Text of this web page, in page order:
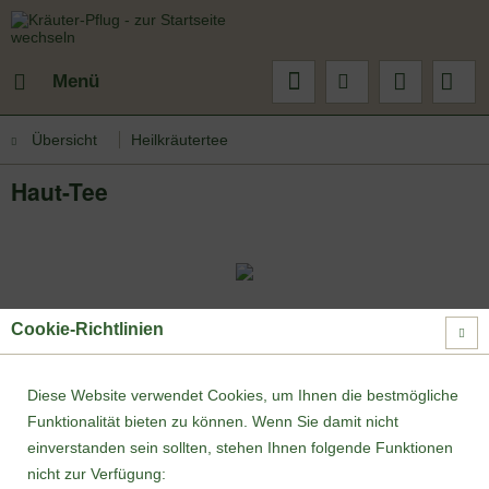
Menü
Übersicht Heilkräutertee
Haut-Tee
Cookie-Richtlinien
Diese Website verwendet Cookies, um Ihnen die bestmögliche
Funktionalität bieten zu können. Wenn Sie damit nicht
einverstanden sein sollten, stehen Ihnen folgende Funktionen
nicht zur Verfügung: